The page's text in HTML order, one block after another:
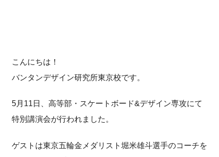
こんにちは！
バンタンデザイン研究所東京校です。
5月11日、高等部・スケートボード&デザイン専攻にて
特別講演会が行われました。
ゲストは東京五輪金メダリスト堀米雄斗選手のコーチを